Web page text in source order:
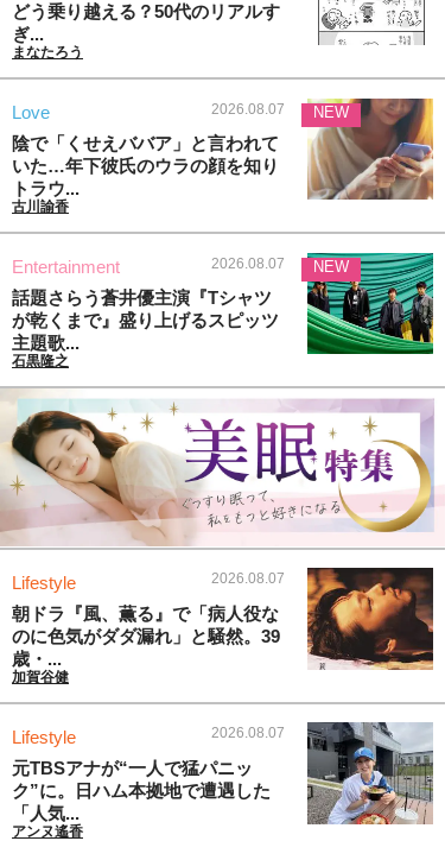
どう乗り越える？50代のリアルす
ぎ...
まなたろう
Love 2026.08.07
陰で「くせえババア」と言われて
いた…年下彼氏のウラの顔を知り
トラウ...
古川諭香
NEW
Entertainment 2026.08.07
話題さらう蒼井優主演『Tシャツ
が乾くまで』盛り上げるスピッツ
主題歌...
石黒隆之
NEW
Lifestyle 2026.08.07
朝ドラ『風、薫る』で「病人役な
のに色気がダダ漏れ」と騒然。39
歳・...
加賀谷健
Lifestyle 2026.08.07
元TBSアナが“一人で猛パニッ
ク”に。日ハム本拠地で遭遇した
「人気...
アンヌ遙香